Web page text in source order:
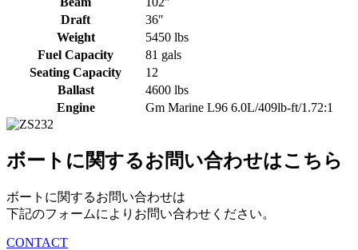
Draft
36″
Weight
5450 lbs
Fuel Capacity
81 gals
Seating Capacity
12
Ballast
4600 lbs
Engine
Gm Marine L96 6.0L/409lb-ft/1.72:1
ボートに関するお問い合わせはこちら
ボートに関するお問い合わせは
下記のフォームによりお問い合わせください。
CONTACT